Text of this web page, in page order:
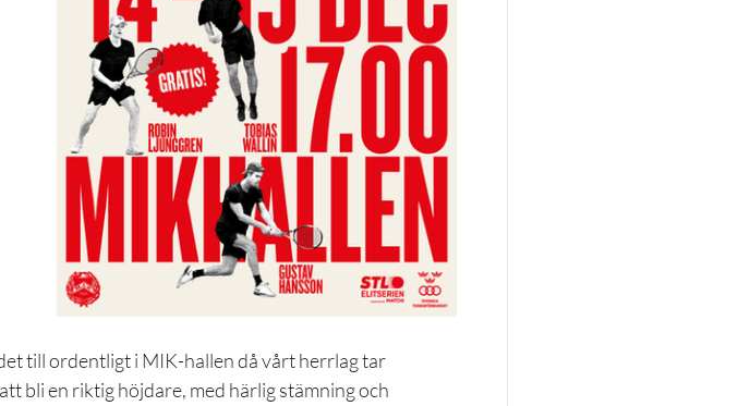
till ordentligt i MIK-hallen då vårt herrlag tar
bli en riktig höjdare, med härlig stämning och